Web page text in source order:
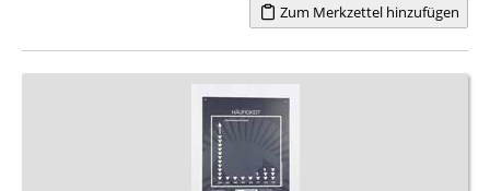
Zum Merkzettel hinzufügen